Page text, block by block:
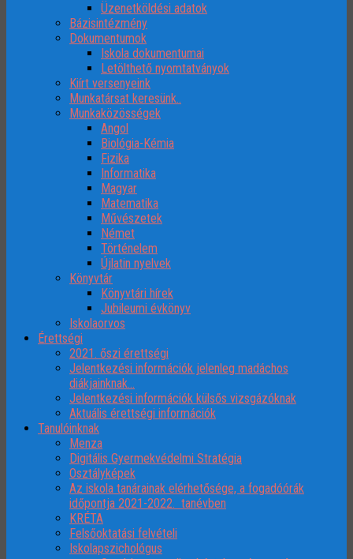
Üzenetköldési adatok
Bázisintézmény
Dokumentumok
Iskola dokumentumai
Letölthető nyomtatványok
Kiírt versenyeink
Munkatársat keresünk..
Munkaközösségek
Angol
Biológia-Kémia
Fizika
Informatika
Magyar
Matematika
Művészetek
Német
Történelem
Újlatin nyelvek
Könyvtár
Könyvtári hírek
Jubileumi évkönyv
Iskolaorvos
Érettségi
2021. őszi érettségi
Jelentkezési információk jelenleg madáchos
diákjainknak…
Jelentkezési információk külsős vizsgázóknak
Aktuális érettségi információk
Tanulóinknak
Menza
Digitális Gyermekvédelmi Stratégia
Osztályképek
Az iskola tanárainak elérhetősége, a fogadóórák
időpontja 2021-2022. tanévben
KRÉTA
Felsőoktatási felvételi
Iskolapszichológus